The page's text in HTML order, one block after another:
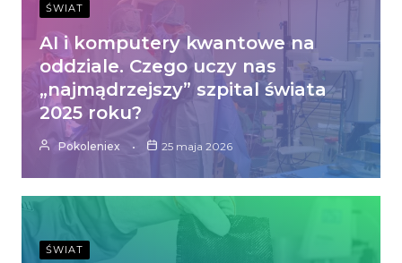
ŚWIAT
AI i komputery kwantowe na
oddziale. Czego uczy nas
„najmądrzejszy” szpital świata
2025 roku?
Pokoleniex 25 maja 2026
ŚWIAT